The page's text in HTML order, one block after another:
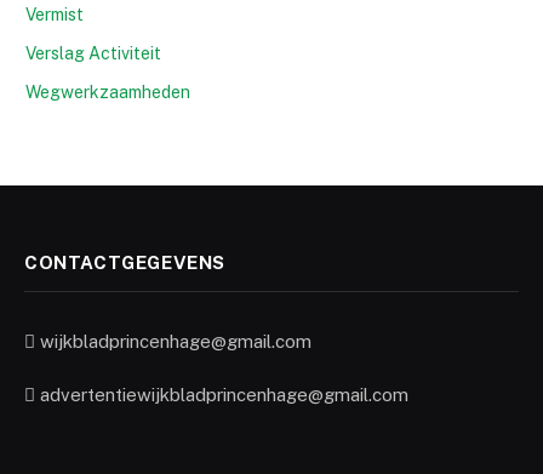
Vermist
Verslag Activiteit
Wegwerkzaamheden
CONTACTGEGEVENS
wijkbladprincenhage@gmail.com
advertentiewijkbladprincenhage@gmail.com